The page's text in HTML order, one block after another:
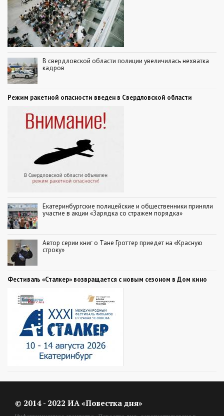
В свердловской области полиции увеличилась нехватка
кадров
Режим ракетной опасности введен в Свердловской области
Екатеринбургские полицейские и общественники приняли
участие в акции «Зарядка со стражем порядка»
Автор серии книг о Тане Гроттер приедет на «Красную
строку»
Фестиваль «Сталкер» возвращается с новым сезоном в Дом кино
© 2014 - 2022 ИА «Повестка дня»